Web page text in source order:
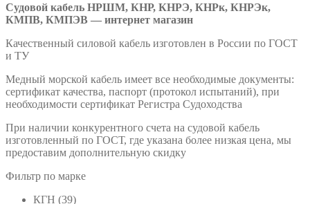
Судовой кабель НРШМ, КНР, КНРЭ, КНРк, КНРЭк,
КМПВ, КМПЭВ — интернет магазин
Качественный силовой кабель изготовлен в России по ГОСТ
и ТУ
Медный морской кабель имеет все необходимые документы:
сертификат качества, паспорт (протокол испытаний), при
необходимости сертификат Регистра Судоходства
При наличии конкурентного счета на судовой кабель
изготовленный по ГОСТ, где указана более низкая цена, мы
предоставим дополнительную скидку
Фильтр по марке
КГН (39)